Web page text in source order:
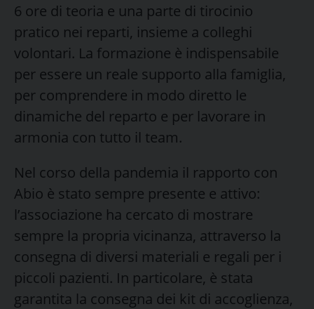
6 ore di teoria e una parte di tirocinio
pratico nei reparti, insieme a colleghi
volontari. La formazione è indispensabile
per essere un reale supporto alla famiglia,
per comprendere in modo diretto le
dinamiche del reparto e per lavorare in
armonia con tutto il team.
Nel corso della pandemia il rapporto con
Abio è stato sempre presente e attivo:
l’associazione ha cercato di mostrare
sempre la propria vicinanza, attraverso la
consegna di diversi materiali e regali per i
piccoli pazienti. In particolare, è stata
garantita la consegna dei kit di accoglienza,